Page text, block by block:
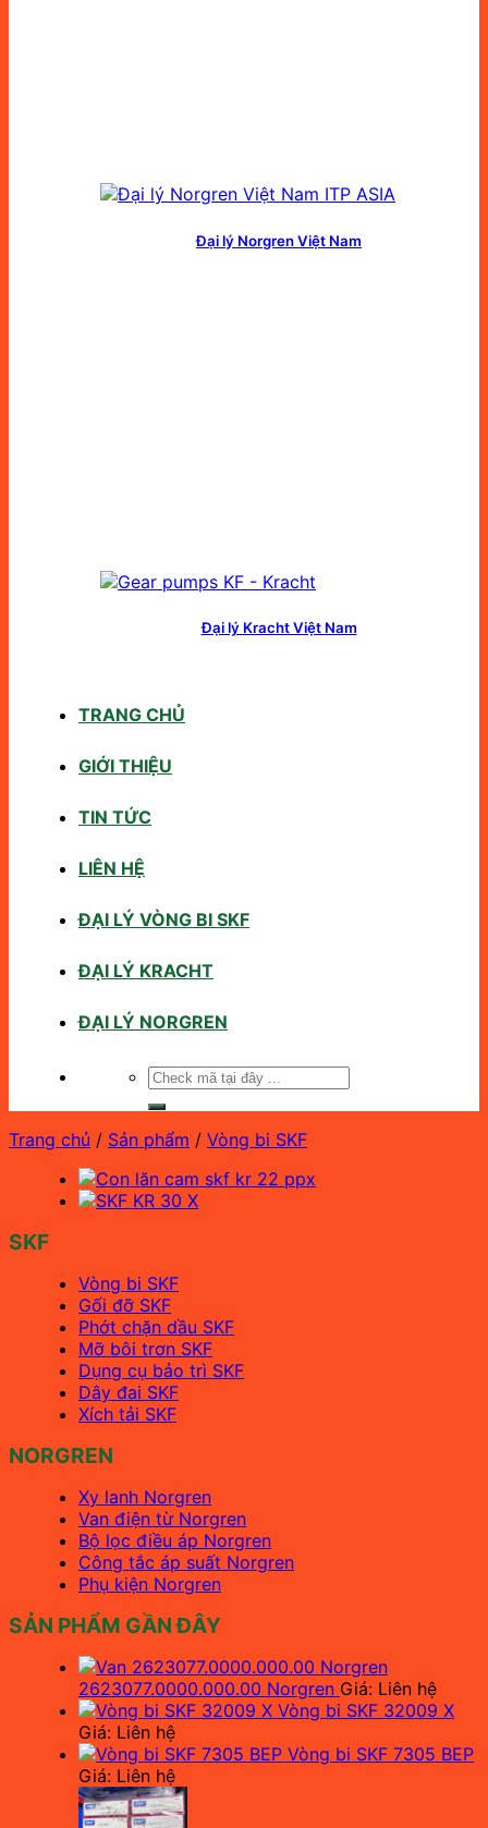
Đại lý Norgren Việt Nam
Đại lý Kracht Việt Nam
TRANG CHỦ
GIỚI THIỆU
TIN TỨC
LIÊN HỆ
ĐẠI LÝ VÒNG BI SKF
ĐẠI LÝ KRACHT
ĐẠI LÝ NORGREN
Tìm
Trang chủ / Sản phẩm / Vòng bi SKF
SKF
Vòng bi SKF
Gối đỡ SKF
Phớt chặn dầu SKF
Mỡ bôi trơn SKF
Dụng cụ bảo trì SKF
Dây đai SKF
Xích tải SKF
NORGREN
Xy lanh Norgren
Van điện từ Norgren
Bộ lọc điều áp Norgren
Công tắc áp suất Norgren
Phụ kiện Norgren
SẢN PHẨM GẦN ĐÂY
2623077.0000.000.00 Norgren Giá: Liên hệ
Vòng bi SKF 32009 X
Giá: Liên hệ
Vòng bi SKF 7305 BEP
Giá: Liên hệ